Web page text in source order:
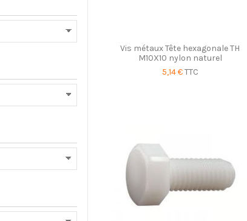
Vis métaux Tête hexagonale TH
M10X10 nylon naturel
5,14 €TTC